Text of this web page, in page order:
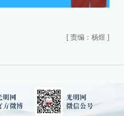
[ 责编：杨煜 ]